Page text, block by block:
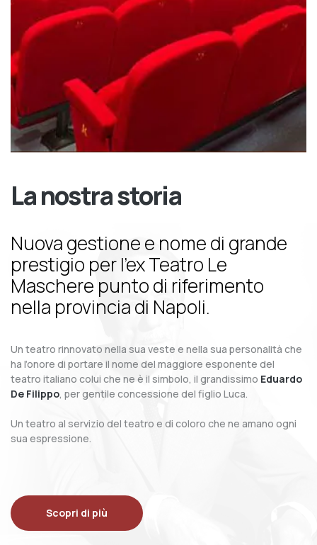
La nostra storia
Nuova gestione e nome di grande
prestigio per l’ex Teatro Le
Maschere punto di riferimento
nella provincia di Napoli.
Un teatro rinnovato nella sua veste e nella sua personalità che
ha l’onore di portare il nome del maggiore esponente del
teatro italiano colui che ne è il simbolo, il grandissimo Eduardo
De Filippo, per gentile concessione del figlio Luca.
Un teatro al servizio del teatro e di coloro che ne amano ogni
sua espressione.
Scopri di più